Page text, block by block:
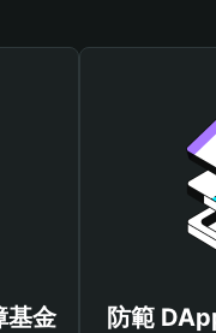
金
防範